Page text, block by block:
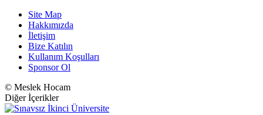
Site Map
Hakkımızda
İletişim
Bize Katılın
Kullanım Koşulları
Sponsor Ol
© Meslek Hocam
Diğer İçerikler